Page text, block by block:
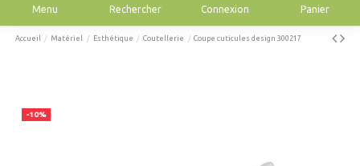
Menu Rechercher Connexion Panier
Accueil Matériel Esthétique Coutellerie Coupe cuticules design 300217
-10%